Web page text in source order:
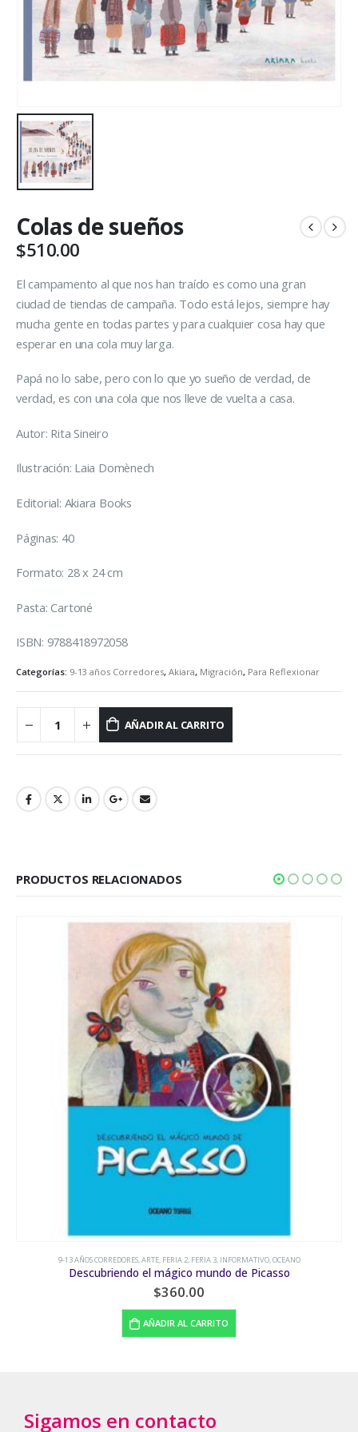
Colas de sueños
$510.00
El campamento al que nos han traído es como una gran
ciudad de tiendas de campaña. Todo está lejos, siempre hay
mucha gente en todas partes y para cualquier cosa hay que
esperar en una cola muy larga.
Papá no lo sabe, pero con lo que yo sueño de verdad, de
verdad, es con una cola que nos lleve de vuelta a casa.
Autor: Rita Sineiro
Ilustración: Laia Domènech
Editorial: Akiara Books
Páginas: 40
Formato: 28 x 24 cm
Pasta: Cartoné
ISBN: 9788418972058
Categorías: 9-13 años Corredores, Akiara, Migración, Para Reflexionar
AÑADIR AL CARRITO
PRODUCTOS RELACIONADOS
OCEANO 9-13 AÑOS CORREDORES,EL NARANJO
Lotería de Piratas
Sigamos en contacto